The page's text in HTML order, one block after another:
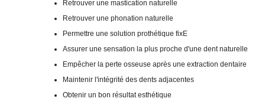
Retrouver une mastication naturelle
Retrouver une phonation naturelle
Permettre une solution prothétique fixE
Assurer une sensation la plus proche d'une dent naturelle
Empêcher la perte osseuse après une extraction dentaire
Maintenir l'intégrité des dents adjacentes
Obtenir un bon résultat esthétique